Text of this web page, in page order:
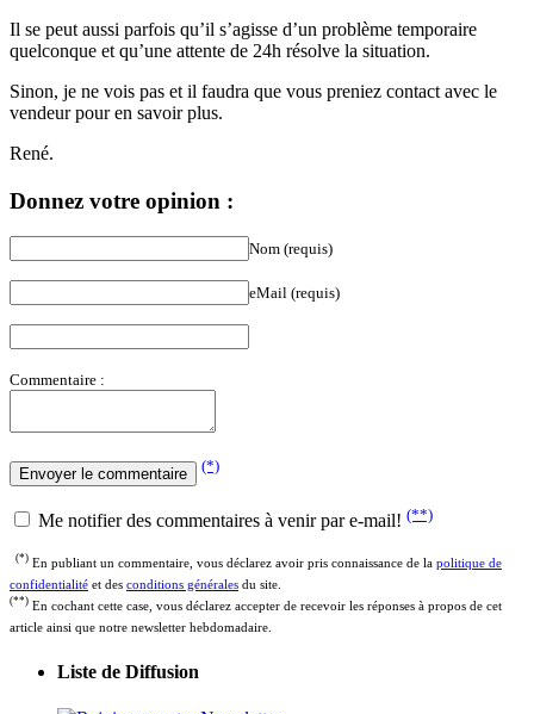
Il se peut aussi parfois qu’il s’agisse d’un problème temporaire
quelconque et qu’une attente de 24h résolve la situation.
Sinon, je ne vois pas et il faudra que vous preniez contact avec le
vendeur pour en savoir plus.
René.
Donnez votre opinion :
Nom (requis)
eMail (requis)
Commentaire :
(*)
Me notifier des commentaires à venir par e-mail! (**)
(*) En publiant un commentaire, vous déclarez avoir pris connaissance de la politique de
confidentialité et des conditions générales du site.
(**) En cochant cette case, vous déclarez accepter de recevoir les réponses à propos de cet
article ainsi que notre newsletter hebdomadaire.
Liste de Diffusion